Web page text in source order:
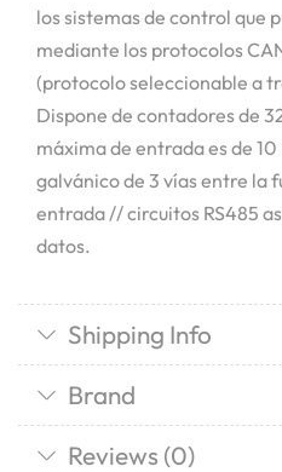
los sistemas de control que
mediante los protocolos
(protocolo seleccionable a
Dispone de contadores de
máxima de entrada es de
galvánico de 3 vías entre la
entrada // circuitos RS485
datos.
Shipping Info
Brand
Reviews (0)